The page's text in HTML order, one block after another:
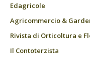
Edagricole
Agricommercio &
Rivista di Orticoltura e
Il Contoterzista